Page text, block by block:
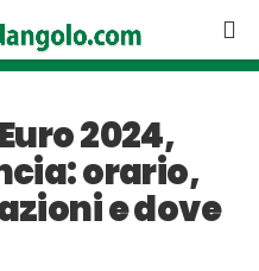
2024,
orario,
e dove